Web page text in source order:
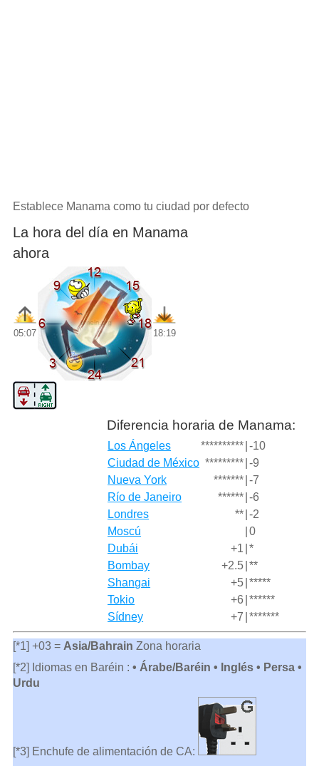
Establece Manama como tu ciudad por defecto
La hora del día en Manama
ahora
05:07 18:19
Diferencia horaria de Manama:
Los Ángeles ********** -10
Ciudad de México ********* -9
Nueva York
******* -7
Río de Janeiro
****** -6
Londres
** -2
Moscú
0
Dubái
+1 *
Bombay
+2.5 **
Shangai
+5 *****
Tokio
+6 ******
Sídney
+7 *******
[*1] +03 = Asia/Bahrain Zona horaria
[*2] Idiomas en Baréin : • Árabe/Baréin • Inglés • Persa •
Urdu
[*3] Enchufe de alimentación de CA: